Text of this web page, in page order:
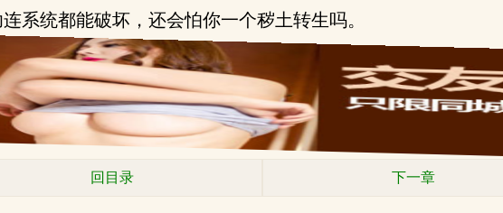
系统都能破坏，还会怕你一个秽土转生吗。
回目录 下一章